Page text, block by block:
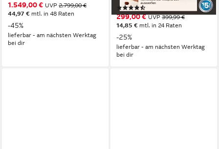
1.549,00 € UVP 2.799,00 €
44,97 € mtl. in 48 Raten
-45%
lieferbar - am nächsten Werktag
bei dir
299,00 € UVP 399,99 €
14,85 € mtl. in 24 Raten
-25%
lieferbar - am nächsten Werktag
bei dir